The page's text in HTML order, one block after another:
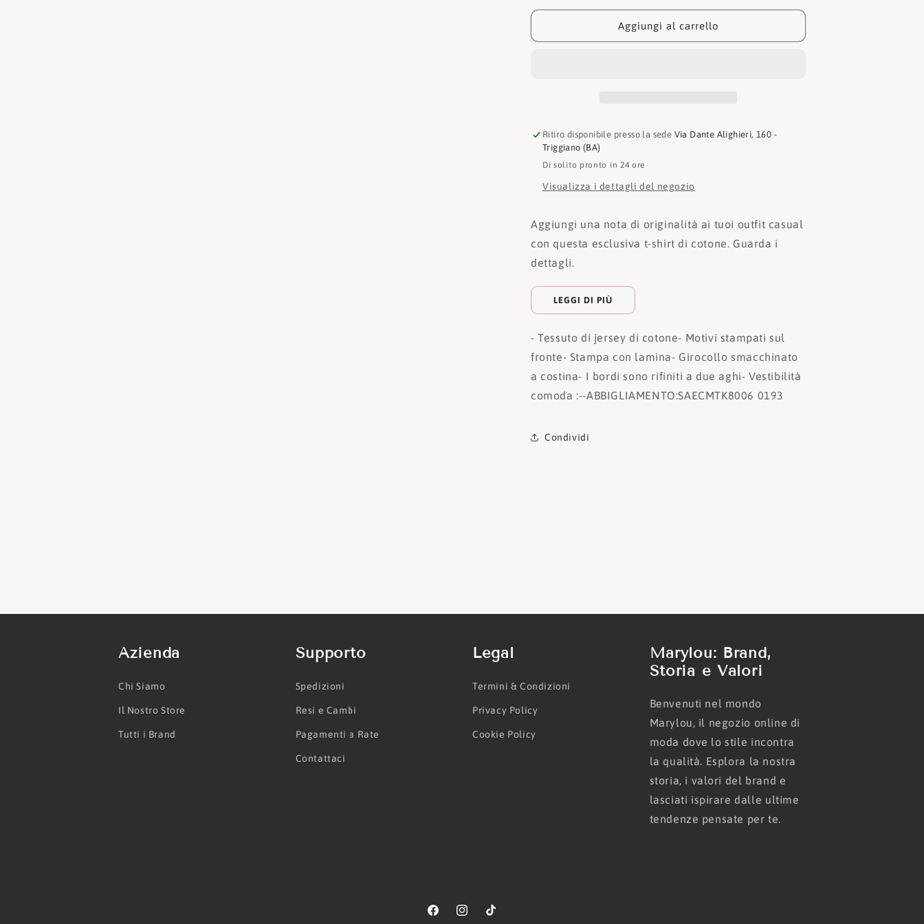
Sport
Shirt
Sport
T-
Shirt
Aggiungi al carrello
Ritiro disponibile presso la sede Via Dante Alighieri, 160 -
Triggiano (BA)
Di solito pronto in 24 ore
Visualizza i dettagli del negozio
Aggiungi una nota di originalità ai tuoi outfit casual
con questa esclusiva t-shirt di cotone. Guarda i
dettagli.
LEGGI DI PIÙ
- Tessuto di jersey di cotone- Motivi stampati sul
fronte- Stampa con lamina- Girocollo smacchinato
a costina- I bordi sono rifiniti a due aghi- Vestibilità
comoda :--ABBIGLIAMENTO:SAECMTK8006 0193
Condividi
Azienda
Chi Siamo
Il Nostro Store
Tutti i Brand
Supporto
Spedizioni
Resi e Cambi
Pagamenti a Rate
Contattaci
Legal
Termini & Condizioni
Privacy Policy
Cookie Policy
Marylou: Brand,
Storia e Valori
Benvenuti nel mondo
Marylou, il negozio online di
moda dove lo stile incontra
la qualità. Esplora la nostra
storia, i valori del brand e
lasciati ispirare dalle ultime
tendenze pensate per te.
FacebookInstagramTikTok